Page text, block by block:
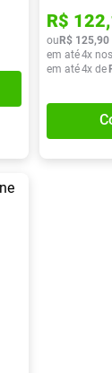
R$ 122,
ouR$ 125,90
em até4x
em até4x de